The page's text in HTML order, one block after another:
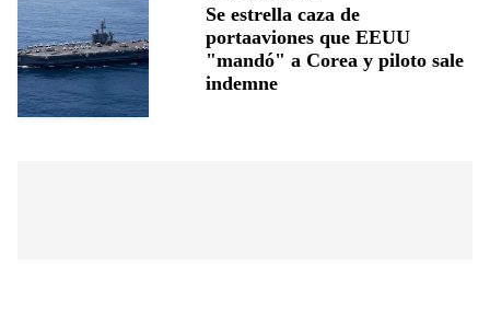
Se estrella caza de
portaaviones que EEUU
"mandó" a Corea y piloto sale
indemne